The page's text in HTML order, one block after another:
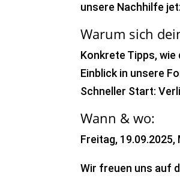
unsere Nachhilfe
Warum sich
Konkrete Tipps,
Einblick in unsere
Schneller Start:
Wann & wo:
Freitag,
Wir freuen uns auf